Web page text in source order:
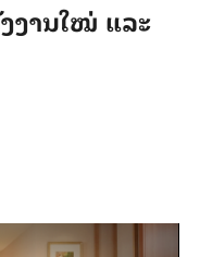
ງານ​ໃໝ່ ແລະ